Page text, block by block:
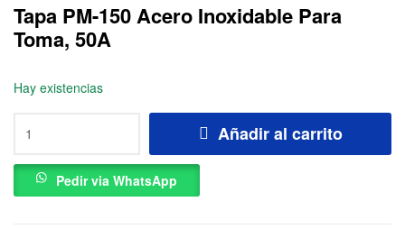
Tapa PM-150 Acero Inoxidable Para
Toma, 50A
Hay existencias
Añadir al carrito
Pedir via WhatsApp